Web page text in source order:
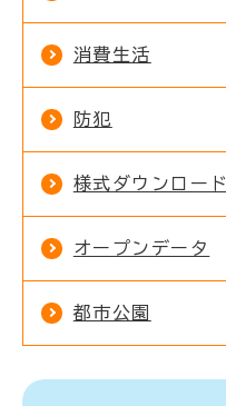
消費生活
防犯
様式ダウンロード
オープンデータ
都市公園